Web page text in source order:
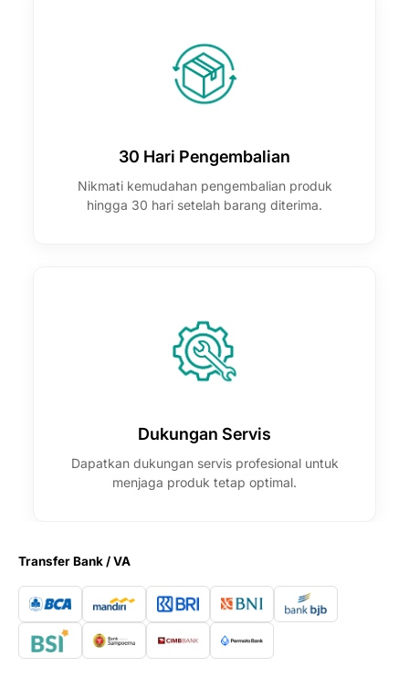
30 Hari Pengembalian
Nikmati kemudahan pengembalian produk
hingga 30 hari setelah barang diterima.
Dukungan Servis
Dapatkan dukungan servis profesional untuk
menjaga produk tetap optimal.
Transfer Bank / VA